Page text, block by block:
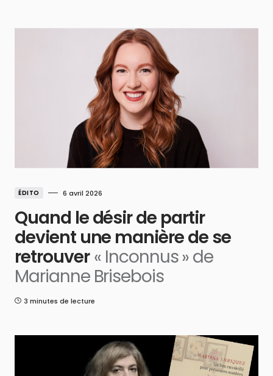
ÉDITO 6 avril 2026
Quand le désir de partir
devient une manière de se
retrouver « Inconnus » de
Marianne Brisebois
3 minutes de lecture